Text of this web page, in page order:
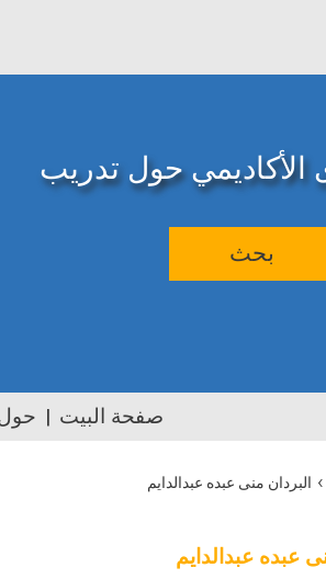
الأكاديمي حول تدريب
بحث
صفحة البيت
› البردان منى عبده عبدالدايم
عبده عبدالدايم